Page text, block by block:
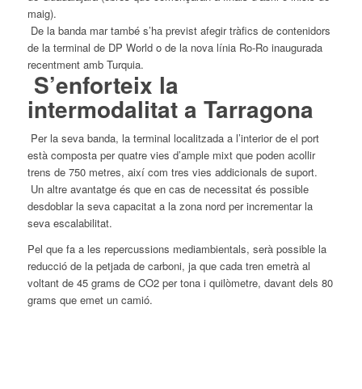
maig).
De la banda mar també s’ha previst afegir tràfics de contenidors
de la terminal de DP World o de la nova línia Ro-Ro inaugurada
recentment amb Turquia.
S’enforteix la
intermodalitat a Tarragona
Per la seva banda, la terminal localitzada a l’interior de el port
està composta per quatre vies d’ample mixt que poden acollir
trens de 750 metres, així com tres vies addicionals de suport.
Un altre avantatge és que en cas de necessitat és possible
desdoblar la seva capacitat a la zona nord per incrementar la
seva escalabilitat.
Pel que fa a les repercussions mediambientals, serà possible la
reducció de la petjada de carboni, ja que cada tren emetrà al
voltant de 45 grams de CO2 per tona i quilòmetre, davant dels 80
grams que emet un camió.